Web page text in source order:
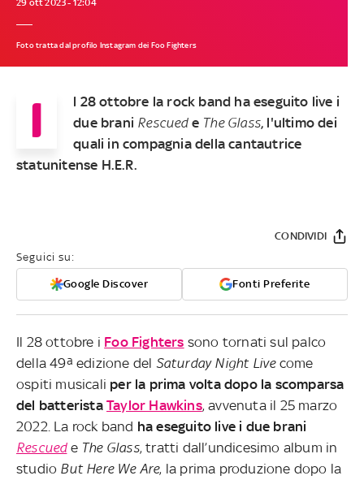
Foto tratta dal profilo Instagram dei Foo Fighters
I
l 28 ottobre la rock band ha eseguito live i
due brani Rescued e The Glass, l'ultimo dei
quali in compagnia della cantautrice
statunitense H.E.R.
Seguici su:
Google Discover Fonti Preferite
CONDIVIDI
Il 28 ottobre i Foo Fighters sono tornati sul palco
della 49ª edizione del Saturday Night Livecome
ospiti musicali per la prima volta dopo la scomparsa
del batterista Taylor Hawkins, avvenuta il 25 marzo
2022. La rock band ha eseguito live i due brani
Rescued e The Glass, tratti dall’undicesimo album in
studio But Here We Are, la prima produzione dopo la